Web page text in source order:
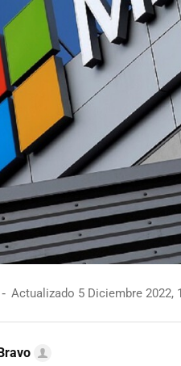
Actualizado 5 Diciembre 2022,